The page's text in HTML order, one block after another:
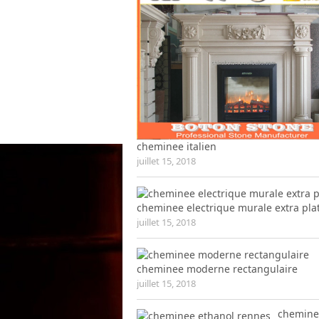
cheminee italien
juillet 15, 2018
cheminee electrique murale extra
juillet 15, 2018
cheminee moderne rectangulaire
juillet 15, 2018